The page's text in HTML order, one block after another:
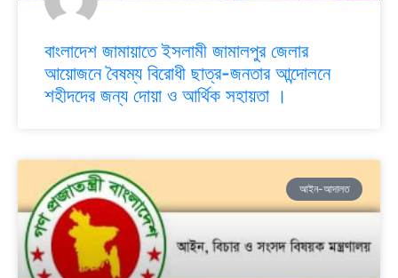
বাংলাদেশ জামায়াতে ইসলামী জামালপুর জেলার
আয়োজনে বৈষম্য বিরোধী ছাত্র-জনতার আন্দোলনে
শহীদদের জন্য দোয়া ও আর্থিক সহায়তা ।
আইন-আদালত